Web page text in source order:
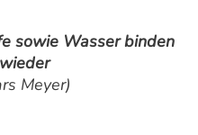
sowie Wasser binden
Meyer)